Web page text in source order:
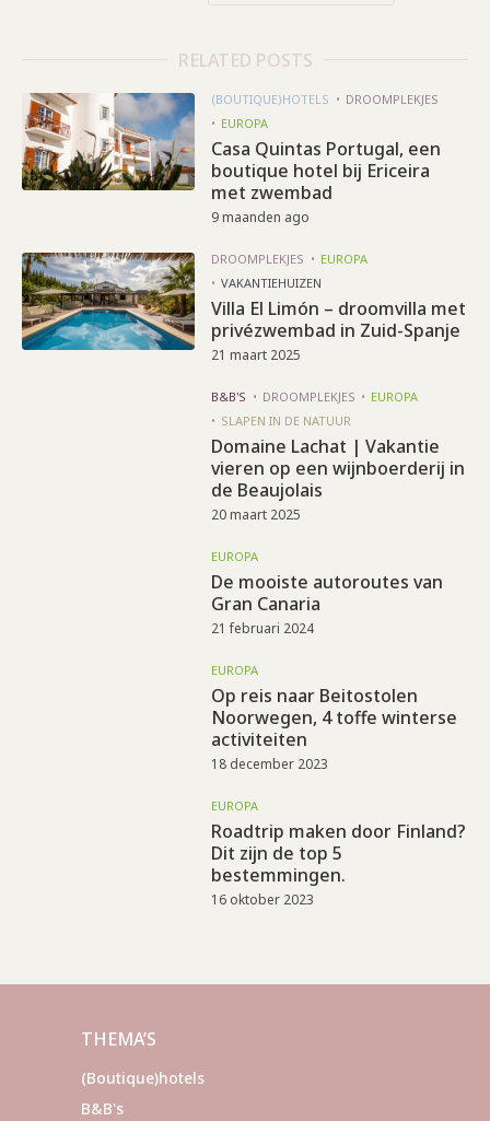
RELATED POSTS
(BOUTIQUE)HOTELS
DROOMPLEKJES
EUROPA
Casa Quintas Portugal, een
boutique hotel bij Ericeira
met zwembad
9 maanden ago
DROOMPLEKJES
EUROPA
VAKANTIEHUIZEN
Villa El Limón – droomvilla met
privézwembad in Zuid-Spanje
21 maart 2025
B&B'S DROOMPLEKJES
EUROPA
SLAPEN IN DE NATUUR
Domaine Lachat | Vakantie
vieren op een wijnboerderij in
de Beaujolais
20 maart 2025
EUROPA
De mooiste autoroutes van
Gran Canaria
21 februari 2024
EUROPA
Op reis naar Beitostolen
Noorwegen, 4 toffe winterse
activiteiten
18 december 2023
EUROPA
Roadtrip maken door Finland?
Dit zijn de top 5
bestemmingen.
16 oktober 2023
THEMA’S
(Boutique)hotels
B&B's